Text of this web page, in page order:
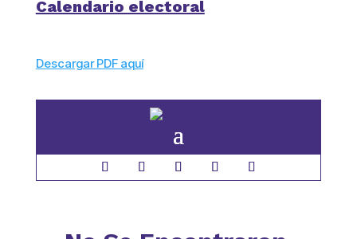
Calendario electoral
Descargar PDF aquí